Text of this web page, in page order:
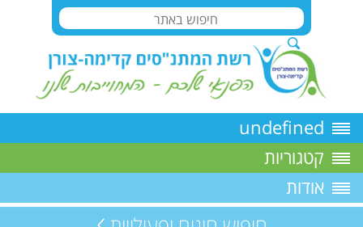
undefined
קטגוריות
אודות